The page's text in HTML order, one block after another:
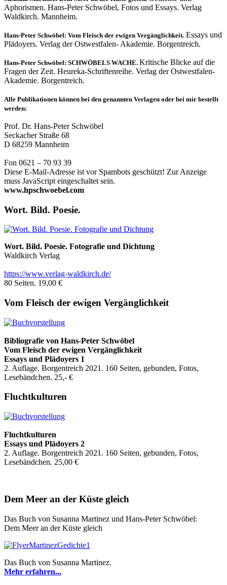
Aphorismen. Hans-Peter Schwöbel, Fotos und Essays. Verlag
Waldkirch. Mannheim.
Hans-Peter Schwöbel: Vom Fleisch der ewigen Vergänglichkeit. Essays und
Plädoyers. Verlag der Ostwestfalen- Akademie. Borgentreich.
Hans-Peter Schwöbel: SCHWÖBELS WACHE. Kritische Blicke auf die
Fragen der Zeit. Heureka-Schriftenreihe. Verlag der Ostwestfalen-
Akademie. Borgentreich.
Alle Publikationen können bei den genannten Verlagen oder bei mir bestellt
werden:
Prof. Dr. Hans-Peter Schwöbel
Seckacher Straße 68
D 68259 Mannheim
Fon 0621 – 70 93 39
Diese E-Mail-Adresse ist vor Spambots geschützt! Zur Anzeige
muss JavaScript eingeschaltet sein.
www.hpschwoebel.com
Wort. Bild. Poesie.
Wort. Bild. Poesie. Fotografie und Dichtung
Waldkirch Verlag
https://www.verlag-waldkirch.de/
80 Seiten. 19,00 €
Vom Fleisch der ewigen Vergänglichkeit
Bibliografie von Hans-Peter Schwöbel
Vom Fleisch der ewigen Vergänglichkeit
Essays und Plädoyers 1
2. Auflage. Borgentreich 2021. 160 Seiten, gebunden, Fotos,
Lesebändchen. 25,- €
Fluchtkulturen
Fluchtkulturen
Essays und Plädoyers 2
2. Auflage. Borgentreich 2021. 160 Seiten, gebunden, Fotos,
Lesebändchen. 25,00 €
Dem Meer an der Küste gleich
Das Buch von Susanna Martinez und Hans-Peter Schwöbel:
Dem Meer an der Küste gleich
Das Buch von Susanna Martinez.
Mehr erfahren...